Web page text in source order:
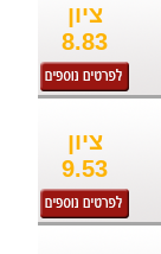
ציון
8.83
ציון
9.53